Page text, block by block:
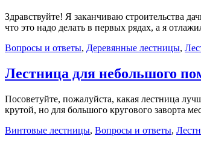
Здравствуйте! Я заканчиваю строительства
что это надо делать в первых рядах, а я
Вопросы и ответы, Деревянные лестницы,
Лестница для небольшого
Посоветуйте, пожалуйста, какая лестница
крутой, но для большого кругового заворта
Винтовые лестницы, Вопросы и ответы,